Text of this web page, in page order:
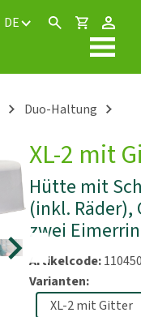
DE
Duo-Haltung
XL-2 mit
Hütte mit
(inkl.
zwei
Artikelcode:
Varianten: